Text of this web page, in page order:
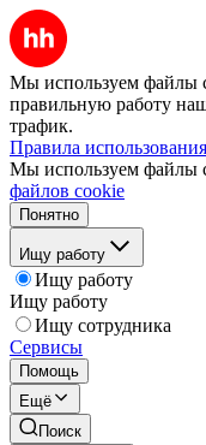
Мы используем файлы
правильную работу
трафик.
Правила
Мы используем файлы
файлов cookie
Понятно
Ищу работу
Ищу работу
Ищу работу
Ищу сотрудника
Сервисы
Помощь
Ещё
Поиск